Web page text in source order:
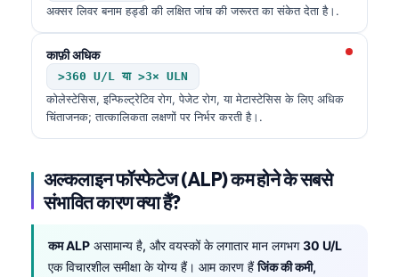
अक्सर लिवर बनाम हड्डी की लक्षित जांच की जरूरत का संकेत देता है।.
काफ़ी अधिक
>360 U/L या >3× ULN
कोलेस्टेसिस, इन्फिल्ट्रेटिव रोग, पेजेट रोग, या मेटास्टेसिस के लिए अधिक
चिंताजनक; तात्कालिकता लक्षणों पर निर्भर करती है।.
अल्कलाइन फॉस्फेटेज (ALP) कम होने के सबसे
संभावित कारण क्या हैं?
कम ALP असामान्य है, और वयस्कों के लगातार मान लगभग30 U/L
एक विचारशील समीक्षा के योग्य हैं। आम कारण हैंजिंक की कमी,